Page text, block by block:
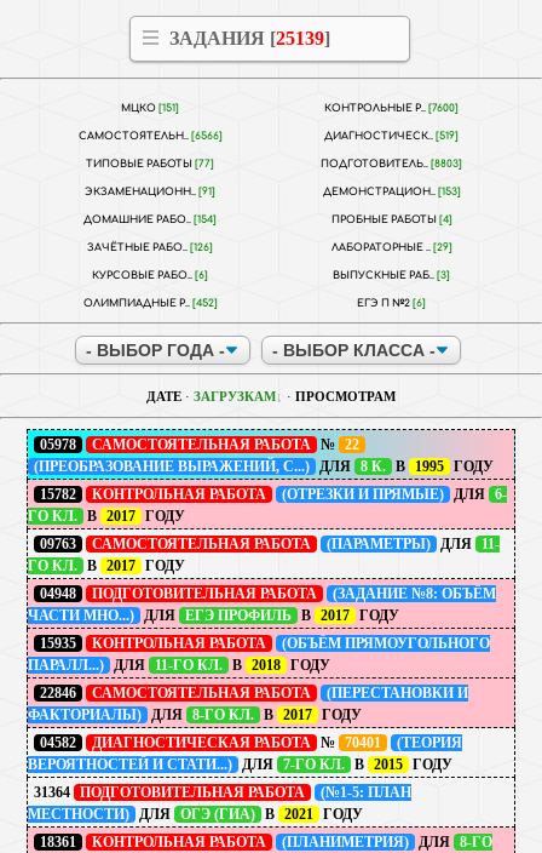
ЗАДАНИЯ [25139]
МЦКО [151] КОНТРОЛЬНЫЕ Р.. [7600]
САМОСТОЯТЕЛЬН.. [6566] ДИАГНОСТИЧЕСК.. [519]
ТИПОВЫЕ РАБОТЫ [77] ПОДГОТОВИТЕЛЬ.. [8803]
ЭКЗАМЕНАЦИОНН.. [91] ДЕМОНСТРАЦИОН.. [153]
ДОМАШНИЕ РАБО.. [154] ПРОБНЫЕ РАБОТЫ [4]
ЗАЧЁТНЫЕ РАБО.. [126] ЛАБОРАТОРНЫЕ .. [29]
КУРСОВЫЕ РАБО.. [6] ВЫПУСКНЫЕ РАБ.. [3]
ОЛИМПИАДНЫЕ Р.. [452] ЕГЭ П №2 [6]
ДАТЕ · ЗАГРУЗКАМ · ПРОСМОТРАМ
05978 САМОСТОЯТЕЛЬНАЯ РАБОТА № 22
(ПРЕОБРАЗОВАНИЕ ВЫРАЖЕНИЙ, С...) ДЛЯ 8 К. В 1995 ГОДУ
15782
КОНТРОЛЬНАЯ РАБОТА (ОТРЕЗКИ И ПРЯМЫЕ) ДЛЯ 6-
ГО КЛ.
В 2017 ГОДУ
09763
САМОСТОЯТЕЛЬНАЯ РАБОТА (ПАРАМЕТРЫ) ДЛЯ 11-
ГО КЛ.
В 2017 ГОДУ
04948
ПОДГОТОВИТЕЛЬНАЯ РАБОТА
(ЗАДАНИЕ №8: ОБЪЁМ
ЧАСТИ МНО...) ДЛЯ ЕГЭ ПРОФИЛЬ В 2017 ГОДУ
15935
КОНТРОЛЬНАЯ РАБОТА
(ОБЪЁМ ПРЯМОУГОЛЬНОГО
ПАРАЛЛ...) ДЛЯ 11-ГО КЛ. В 2018 ГОДУ
22846
САМОСТОЯТЕЛЬНАЯ РАБОТА
(ПЕРЕСТАНОВКИ И
ФАКТОРИАЛЫ) ДЛЯ 8-ГО КЛ. В 2017 ГОДУ
04582
ДИАГНОСТИЧЕСКАЯ РАБОТА № 70401
(ТЕОРИЯ
ВЕРОЯТНОСТЕЙ И СТАТИ...) ДЛЯ 7-ГО КЛ. В 2015 ГОДУ
31364
ПОДГОТОВИТЕЛЬНАЯ РАБОТА
(№1-5: ПЛАН
МЕСТНОСТИ) ДЛЯ ОГЭ (ГИА) В 2021 ГОДУ
18361
КОНТРОЛЬНАЯ РАБОТА (ПЛАНИМЕТРИЯ) ДЛЯ 8-ГО